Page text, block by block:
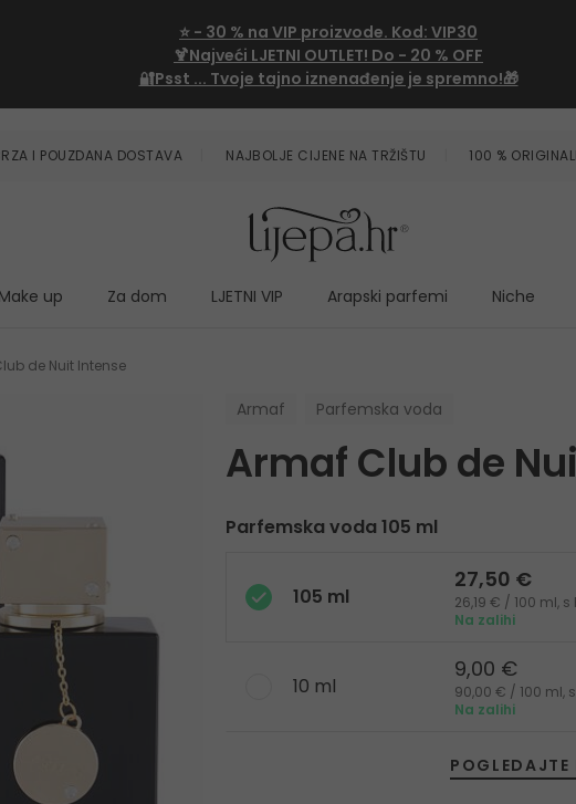
⭐ - 30 % na VIP proizvode. Kod: VIP30
🍹Najveći LJETNI OUTLET! Do - 20 % OFF
🔐Psst ... Tvoje tajno iznenađenje je spremno!🎁
I POUZDANA DOSTAVA NAJBOLJE CIJENE NA TRŽIŠTU 100 %
Make up Za dom LJETNI VIP Arapski parfemi Niche
de Nuit Intense
Armaf Parfemska voda
Armaf Club de
Parfemska voda 105 ml
105 ml
27,50 €
26,19 € / 100 ml, s
Na zalihi
10 ml
9,00 €
90,00 € / 100 ml,
Na zalihi
POGLEDAJTE